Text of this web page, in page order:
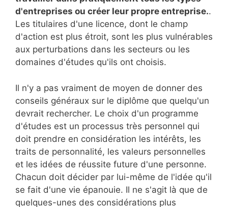
d'entreprises ou créer leur propre entreprise..
Les titulaires d'une licence, dont le champ
d'action est plus étroit, sont les plus vulnérables
aux perturbations dans les secteurs ou les
domaines d'études qu'ils ont choisis.
Il n'y a pas vraiment de moyen de donner des
conseils généraux sur le diplôme que quelqu'un
devrait rechercher. Le choix d'un programme
d'études est un processus très personnel qui
doit prendre en considération les intérêts, les
traits de personnalité, les valeurs personnelles
et les idées de réussite future d'une personne.
Chacun doit décider par lui-même de l'idée qu'il
se fait d'une vie épanouie. Il ne s'agit là que de
quelques-unes des considérations plus